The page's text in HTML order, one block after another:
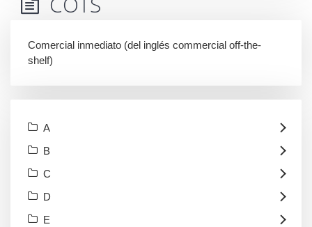
Comercial inmediato (del inglés commercial off-the-
shelf)
A
B
C
D
E